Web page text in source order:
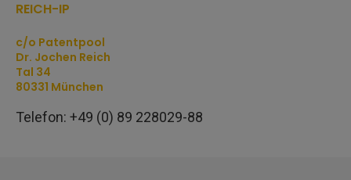
REICH-IP
c/o Patentpool
Dr. Jochen Reich
Tal 34
80331 München
Telefon: +49 (0) 89 228029-88